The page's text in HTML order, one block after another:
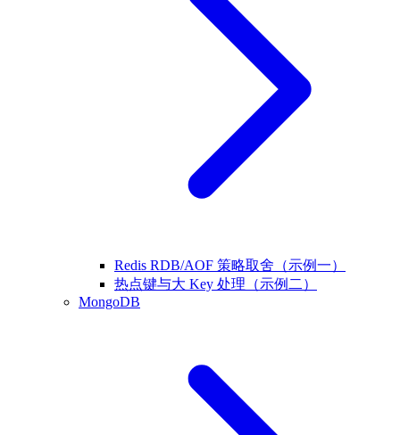
Redis RDB/AOF 策略取舍（示例一）
热点键与大 Key 处理（示例二）
MongoDB